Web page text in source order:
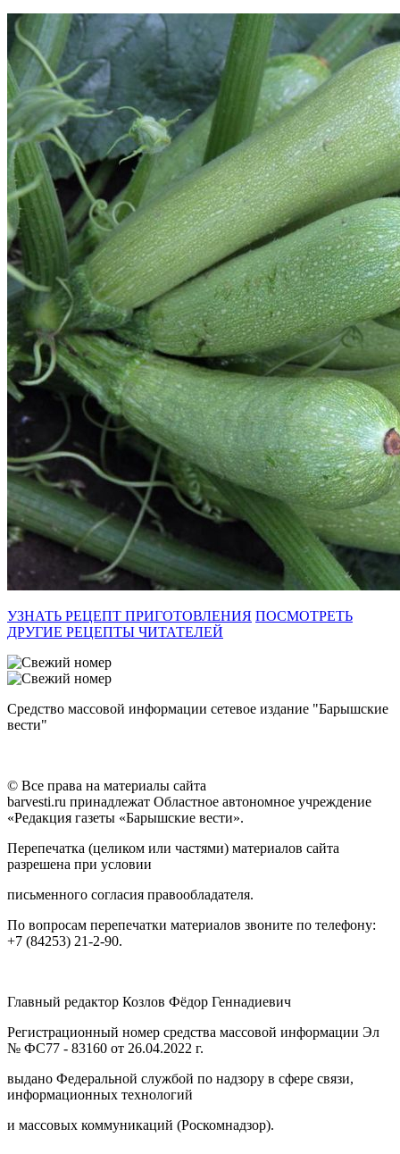
УЗНАТЬ РЕЦЕПТ ПРИГОТОВЛЕНИЯ ПОСМОТРЕТЬ
ДРУГИЕ РЕЦЕПТЫ ЧИТАТЕЛЕЙ
Средство массовой информации сетевое издание "Барышские
вести"
© Все права на материалы сайта
barvesti.ru принадлежат Областное автономное учреждение
«Редакция газеты «Барышские вести».
Перепечатка (целиком или частями) материалов сайта
разрешена при условии
письменного согласия правообладателя.
По вопросам перепечатки материалов звоните по телефону:
+7 (84253) 21-2-90.
Главный редактор Козлов Фёдор Геннадиевич
Регистрационный номер средства массовой информации Эл
№ ФС77 - 83160 от 26.04.2022 г.
выдано Федеральной службой по надзору в сфере связи,
информационных технологий
и массовых коммуникаций (Роскомнадзор).